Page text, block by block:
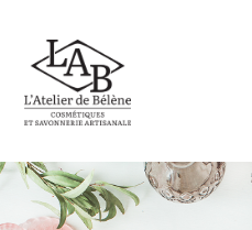
ACCUEIL
MA DÉMARCHE